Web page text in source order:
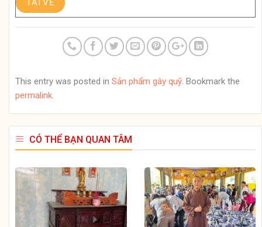
This entry was posted in Sản phẩm gây quỹ. Bookmark the
permalink.
CÓ THỂ BẠN QUAN TÂM